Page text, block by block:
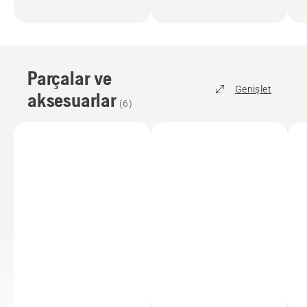
Parçalar ve
aksesuarlar (6)
Genişlet